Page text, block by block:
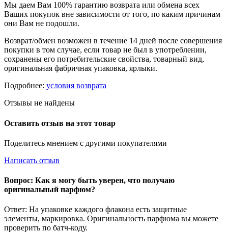
Мы даем Вам 100% гарантию возврата или обмена всех
Ваших покупок вне зависимости от того, по каким причинам
они Вам не подошли.
Возврат/обмен возможен в течение 14 дней после совершения
покупки в том случае, если товар не был в употреблении,
сохранены его потребительские свойства, товарный вид,
оригинальная фабричная упаковка, ярлыки.
Подробнее: условия возврата
Отзывы не найдены
Оставить отзыв на этот товар
Поделитесь мнением с другими покупателями
Написать отзыв
Вопрос: Как я могу быть уверен, что получаю
оригинальный парфюм?
Ответ: На упаковке каждого флакона есть защитные
элементы, маркировка. Оригинальность парфюма вы можете
проверить по батч-коду.